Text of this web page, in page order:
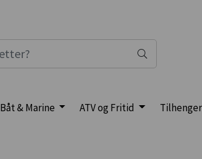
Båt & Marine ATV og Fritid